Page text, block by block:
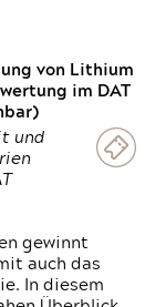
von Lithium
im DAT
und
gewinnt
auch das
In diesem